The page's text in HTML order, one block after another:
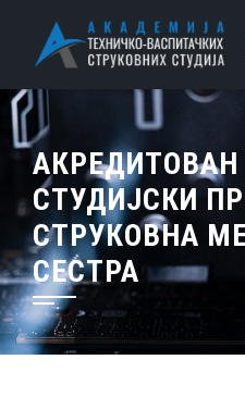
АКРЕДИТОВАН
СТУДИЈСКИ
СТРУКОВНА
СЕСТРА